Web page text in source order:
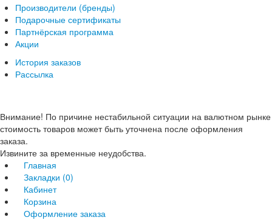
Производители (бренды)
Подарочные сертификаты
Партнёрская программа
Акции
История заказов
Рассылка
Внимание! По причине нестабильной ситуации на валютном рынке
стоимость товаров может быть уточнена после оформления
заказа.
Извините за временные неудобства.
Главная
Закладки (0)
Кабинет
Корзина
Оформление заказа